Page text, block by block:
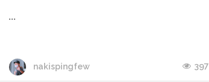
...
nakispingfew 397